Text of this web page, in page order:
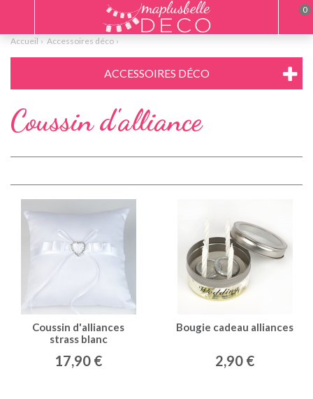
Accueil Accessoires déco
ACCESSOIRES DÉCO
Coussin d'alliance
Coussin d'alliances
strass blanc
17,90 €
Bougie cadeau alliances
2,90 €
0